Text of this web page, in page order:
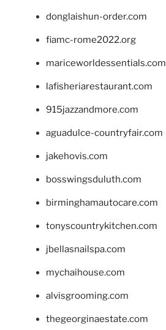
donglaishun-order.com
fiamc-rome2022.org
mariceworldessentials.com
lafisheriarestaurant.com
915jazzandmore.com
aguadulce-countryfair.com
jakehovis.com
bosswingsduluth.com
birminghamautocare.com
tonyscountrykitchen.com
jbellasnailspa.com
mychaihouse.com
alvisgrooming.com
thegeorginaestate.com